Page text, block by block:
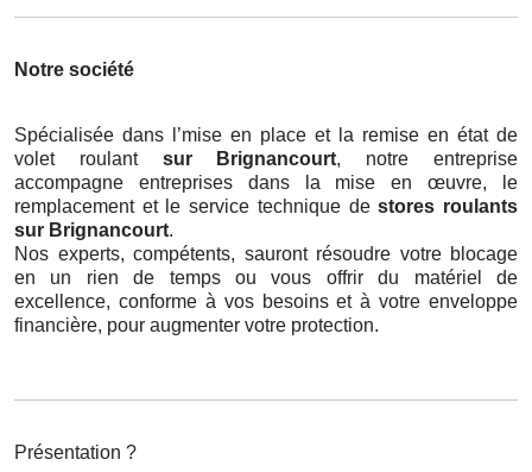
Notre société
Spécialisée dans l’mise en place et la remise en état de
volet roulant sur Brignancourt, notre entreprise
accompagne entreprises dans la mise en œuvre, le
remplacement et le service technique destores roulants
sur Brignancourt.
Nos experts, compétents, sauront résoudre votre blocage
en un rien de temps ou vous offrir du matériel de
excellence, conforme à vos besoins et à votre enveloppe
financière, pour augmenter votre protection.
Présentation ?